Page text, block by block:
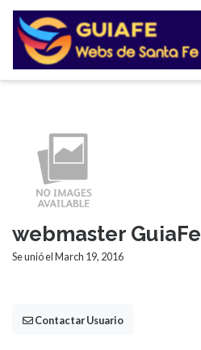
webmaster GuiaFe
Se unió el March 19, 2016
Contactar Usuario